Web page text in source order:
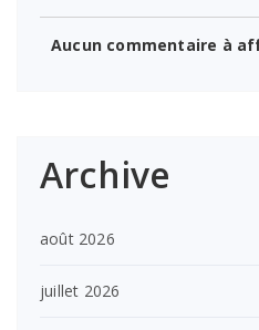
Aucun commentaire à
Archive
août 2026
juillet 2026